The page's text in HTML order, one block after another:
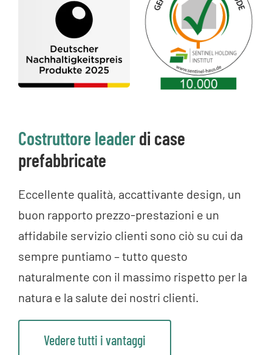
Costruttore leaderdi case
prefabbricate
Eccellente qualità, accattivante design, un
buon rapporto prezzo-prestazioni e un
affidabile servizio clienti sono ciò su cui da
sempre puntiamo – tutto questo
naturalmente con il massimo rispetto per la
natura e la salute dei nostri clienti.
Vedere tutti i vantaggi